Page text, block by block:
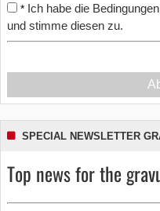
* Ich habe die
und stimme diesen zu.
SPECIAL NEWSLETTER
Top news for the